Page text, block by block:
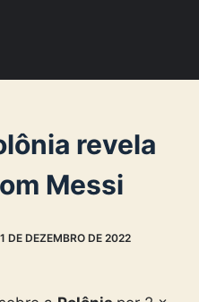
revela
Messi
1 DE DEZEMBRO DE 2022